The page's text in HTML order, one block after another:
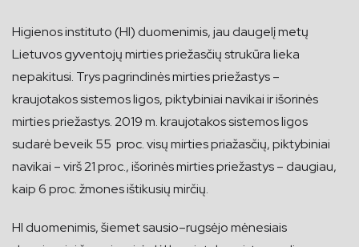
Higienos instituto (HI) duomenimis, jau daugelį metų
Lietuvos gyventojų mirties priežasčių strukūra lieka
nepakitusi. Trys pagrindinės mirties priežastys –
kraujotakos sistemos ligos, piktybiniai navikai ir išorinės
mirties priežastys. 2019 m. kraujotakos sistemos ligos
sudarė beveik 55 proc. visų mirties priažasčių, piktybiniai
navikai – virš 21 proc., išorinės mirties priežastys – daugiau,
kaip 6 proc. žmones ištikusių mirčių.
HI duomenimis, šiemet sausio–rugsėjo mėnesiais